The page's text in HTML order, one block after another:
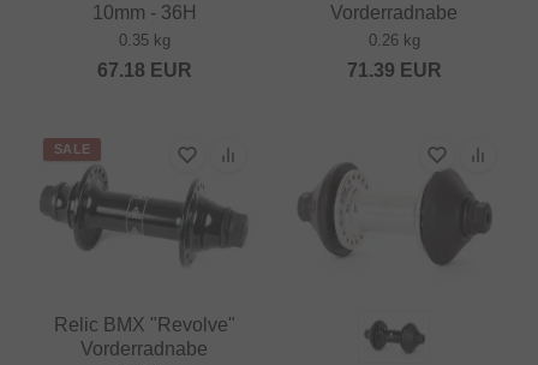
10mm - 36H
0.35 kg
67.18 EUR
Vorderradnabe
0.26 kg
71.39 EUR
SALE
Relic BMX "Revolve"
Vorderradnabe